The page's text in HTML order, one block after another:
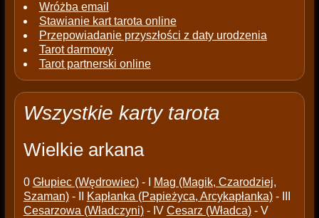
Wróżba email
Stawianie kart tarota online
Przepowiadanie przyszłości z daty urodzenia
Tarot darmowy
Tarot partnerski online
Wszystkie karty tarota
Wielkie arkana
0 Głupiec (Wędrowiec)- I
Mag (Magik, Czarodziej,
Szaman)- II Kapłanka (Papieżyca, Arcykapłanka)- III
Cesarzowa (Władczyni)- IV Cesarz (Władca)- V